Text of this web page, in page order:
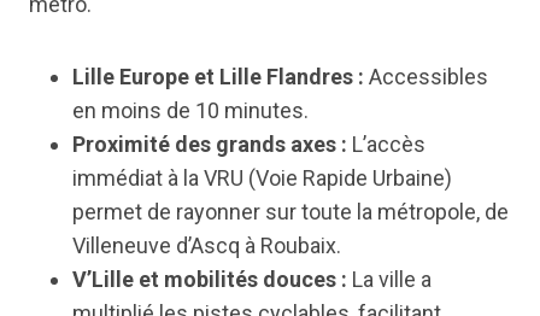
Lille Europe et Lille Flandres : Accessibles
en moins de 10 minutes.
Proximité des grands axes : L’accès
immédiat à la VRU (Voie Rapide Urbaine)
permet de rayonner sur toute la métropole, de
Villeneuve d’Ascq à Roubaix.
V’Lille et mobilités douces : La ville a